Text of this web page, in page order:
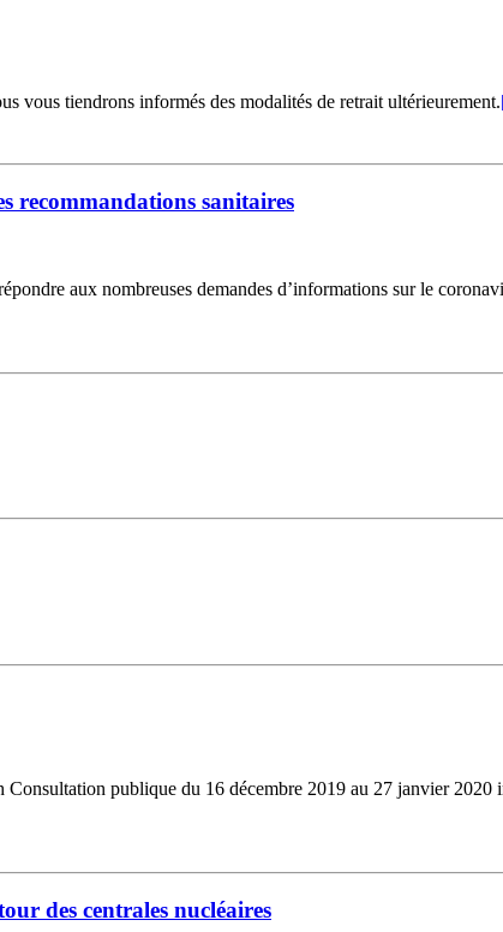
vous tiendrons informés des modalités de retrait ultérieurement.
recommandations sanitaires
aux nombreuses demandes d’informations sur le
publique du 16 décembre 2019 au 27 janvier 2020
des centrales nucléaires